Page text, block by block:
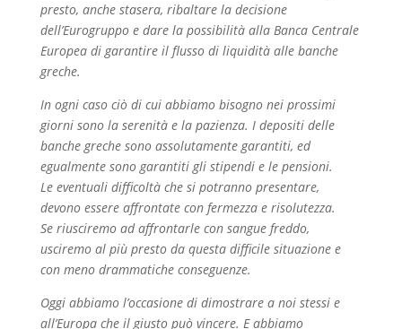
presto, anche stasera, ribaltare la decisione
dell’Eurogruppo e dare la possibilità alla Banca Centrale
Europea di garantire il flusso di liquidità alle banche
greche.
In ogni caso ciò di cui abbiamo bisogno nei prossimi
giorni sono la serenità e la pazienza. I depositi delle
banche greche sono assolutamente garantiti, ed
egualmente sono garantiti gli stipendi e le pensioni.
Le eventuali difficoltà che si potranno presentare,
devono essere affrontate con fermezza e risolutezza.
Se riusciremo ad affrontarle con sangue freddo,
usciremo al più presto da questa difficile situazione e
con meno drammatiche conseguenze.
Oggi abbiamo l’occasione di dimostrare a noi stessi e
all’Europa che il giusto può vincere. E abbiamo